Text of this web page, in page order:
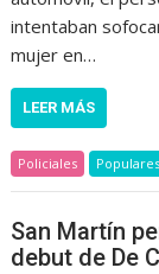
intentaban
mujer en…
LEER MÁS
Policiales Populares
San Martín
debut de De